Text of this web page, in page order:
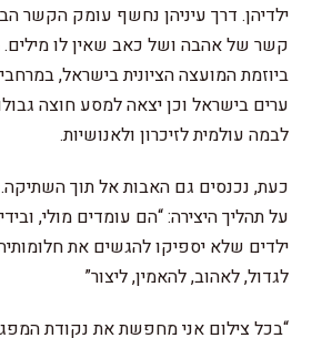
ילדיהן. דרך עיניהן נחשף עומק הקשר
קשר של אהבה ושל כאב שאין לו מילים.
ערים בישראל וכן יצאה למסע חוצה
לבמה עולמית לזיכרון ולאנושיות.
כעת, נכנסים גם האבות אל תוך
על תהליך היצירה: “הם עומדים מולי,
ילדים שלא יספיקו להגשים את
לגדול, לאהוב, להאמין, ליצור”
“בכל צילום אני מחפשת את נקודת